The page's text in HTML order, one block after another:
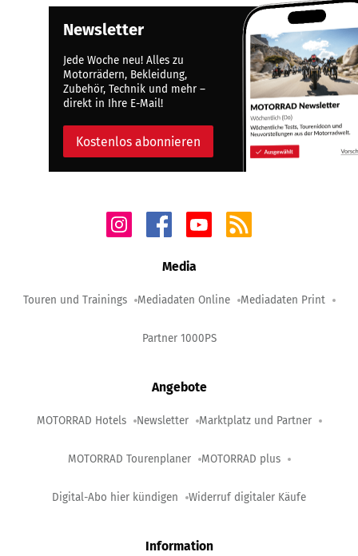
Newsletter
Jede Woche neu! Alles zu
Motorrädern, Bekleidung,
Zubehör, Technik und mehr –
direkt in Ihre E-Mail!
Kostenlos abonnieren
Media
Touren und Trainings Mediadaten Online Mediadaten Print
Partner 1000PS
Angebote
MOTORRAD Hotels Newsletter Marktplatz und Partner
MOTORRAD Tourenplaner MOTORRAD plus
Digital-Abo hier kündigen Widerruf digitaler Käufe
Information